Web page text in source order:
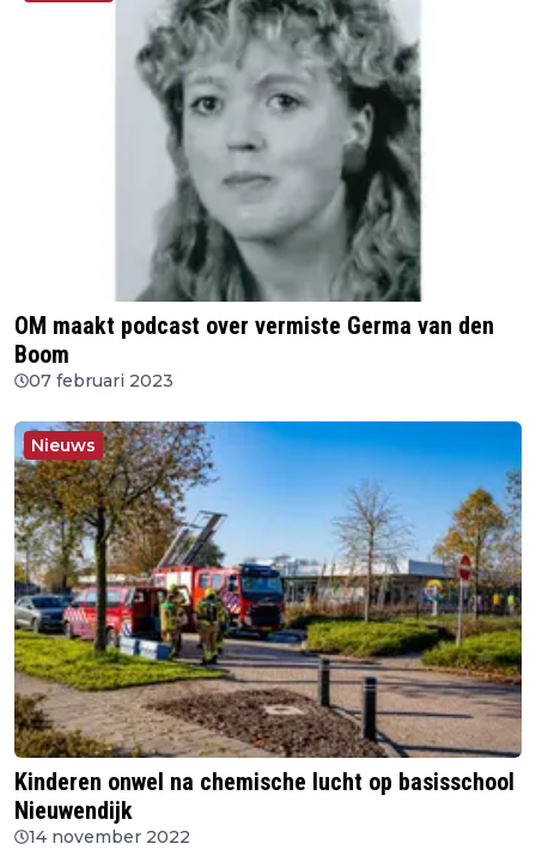
OM maakt podcast over vermiste Germa van den
Boom
07 februari 2023
Nieuws
Kinderen onwel na chemische lucht op basisschool
Nieuwendijk
14 november 2022